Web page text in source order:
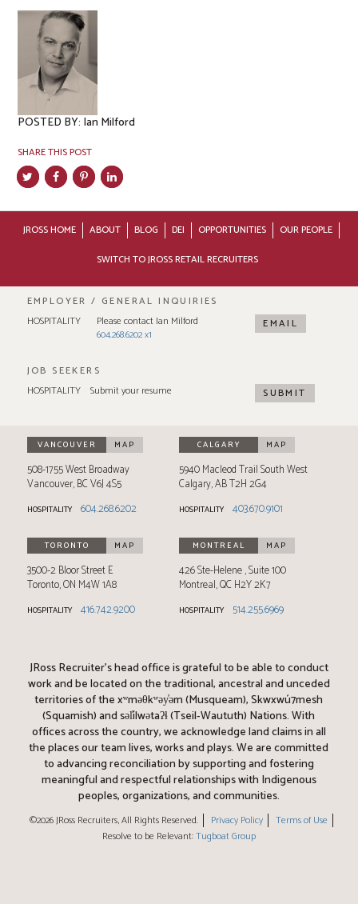
POSTED BY: Ian Milford
SHARE THIS POST
Save
JROSS HOME ABOUT BLOG DEI OPPORTUNITIES
OUR PEOPLE
SWITCH TO JROSS RETAIL RECRUITERS
EMPLOYER / GENERAL INQUIRIES
HOSPITALITY
Please contact Ian Milford
604.268.6202 x1
EMAIL
JOB SEEKERS
HOSPITALITY
Submit your resume SUBMIT
VANCOUVER MAP
508-1755 West Broadway
Vancouver,BCV6J 4S5
HOSPITALITY 604.268.6202
CALGARY MAP
5940 Macleod Trail South West
Calgary,ABT2H 2G4
HOSPITALITY 403.670.9101
TORONTO MAP
3500-2 Bloor Street E
Toronto,ON M4W 1A8
HOSPITALITY 416.742.9200
MONTREAL MAP
426 Ste-Helene Suite 100
Montreal,QCH2Y 2K7
HOSPITALITY 514.255.6969
JRoss Recruiter’s head office is grateful to be able to conduct
work and be located on the traditional, ancestral and unceded
territories of the xʷməθkʷəy̓əm (Musqueam), Skwxwú7mesh
(Squamish) and səl̓ílwətaʔɬ (Tseil-Waututh) Nations. With
offices across the country, we acknowledge land claims in all
the places our team lives, works and plays. We are committed
to advancing reconciliation by supporting and fostering
meaningful and respectful relationships with Indigenous
peoples, organizations, and communities.
©2026 JRoss Recruiters, All Rights Reserved. Privacy Policy
Terms of Use
Resolve to be Relevant:Tugboat Group